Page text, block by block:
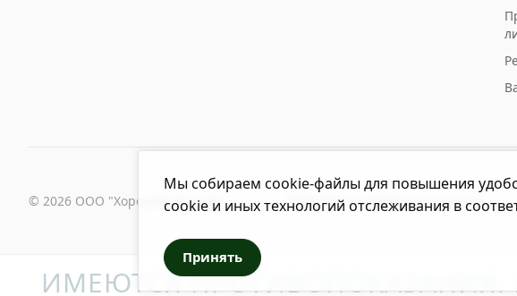
© 2026 ООО "Хороший Доктор" Политика конфиденциальности
ИМЕЮТСЯ ПРОТИВОПОКАЗАНИЯ.
Мы собираем cookie-файлы для повышения
cookie и иных технологий отслеживания в
Принять